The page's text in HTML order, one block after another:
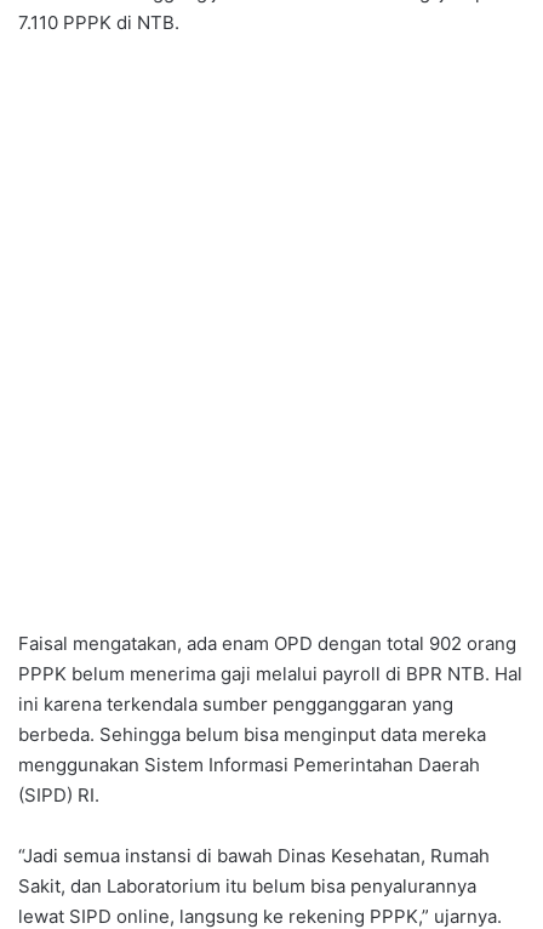
7.110 PPPK di NTB.
Faisal mengatakan, ada enam OPD dengan total 902 orang
PPPK belum menerima gaji melalui payroll di BPR NTB. Hal
ini karena terkendala sumber pengganggaran yang
berbeda. Sehingga belum bisa menginput data mereka
menggunakan Sistem Informasi Pemerintahan Daerah
(SIPD) RI.
“Jadi semua instansi di bawah Dinas Kesehatan, Rumah
Sakit, dan Laboratorium itu belum bisa penyalurannya
lewat SIPD online, langsung ke rekening PPPK,” ujarnya.